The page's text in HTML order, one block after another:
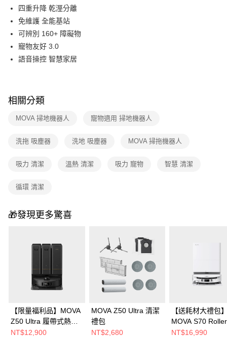
運送方式
宅配
每筆NT$100，滿NT$999(含以上)免運費
四重升降 乾溼分離
免維護 全能基站
可辨別 160+ 障礙物
寵物友好 3.0
語音操控 智慧家居
相關分類
MOVA 掃地機器人 寵物適用 掃地機器人
洗拖 吸塵器 洗地 吸塵器 MOVA 掃拖機器人
吸力 清潔 溫熱 清潔 吸力 寵物 智慧 清潔
循環 清潔
🎁發現更多驚喜
【限量福利品】MOVA
Z50 Ultra 履帶式熱活
水循環掃拖機
NT$12,900
MOVA Z50 Ultra 清潔
禮包
NT$2,680
【送耗材大禮包
MOVA S70
滾筒掃拖機器人
NT$16,990